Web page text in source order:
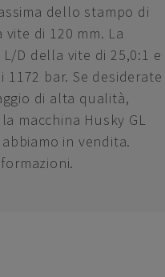
dello stampo di
di 120 mm. La
D della vite di 25,0:1 e
bar. Se desiderate
di alta qualità,
macchina Husky GL
in vendita.